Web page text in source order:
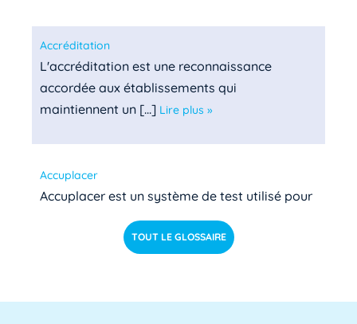
Accréditation
L'accréditation est une reconnaissance
accordée aux établissements qui
maintiennent un [...] Lire plus »
Accuplacer
Accuplacer est un système de test utilisé pour
déterminer si les étudiants de niveau [...]
ACU
TOUT LE GLOSSAIRE